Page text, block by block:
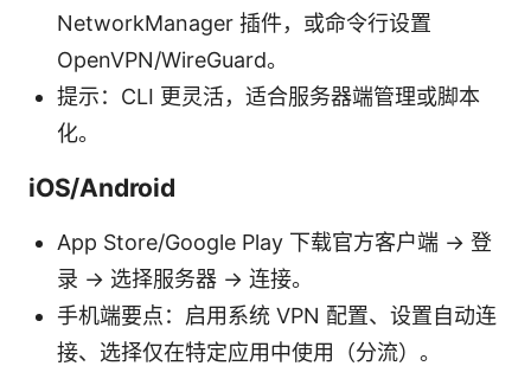
NetworkManager 插件，或命令行设置
OpenVPN/WireGuard。
提示：CLI 更灵活，适合服务器端管理或脚本
化。
iOS/Android
App Store/Google Play 下载官方客户端 → 登
录 → 选择服务器 → 连接。
手机端要点：启用系统 VPN 配置、设置自动连
接、选择仅在特定应用中使用（分流）。